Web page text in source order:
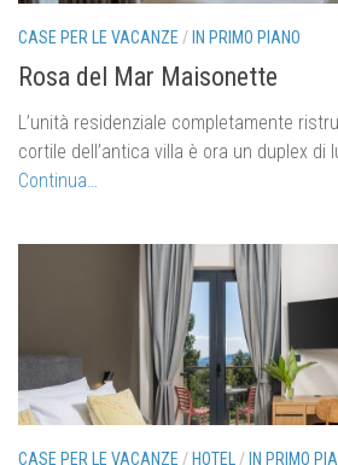
Il Comune di Draga di Moschiena
Moschiena
Bersezio
Kraj
Di noi…
CASE PER LE VACANZE / IN PRIMO PIANO
Rosa del Mar Maisonette
L’unità residenziale completamente
cortile dell’antica villa è ora un duplex di
Continua…
CASE PER LE VACANZE / HOTEL / IN PRIMO